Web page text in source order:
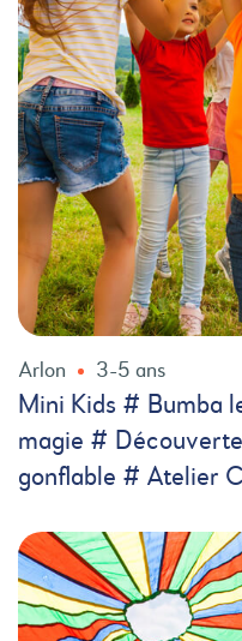
Arlon 3-5 ans
Mini Kids # Bumba
magie #
gonflable # Atelier